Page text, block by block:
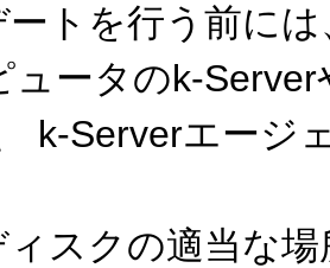
トを行う前に
ュータのk-
k-Serverエージ
スクの適当な